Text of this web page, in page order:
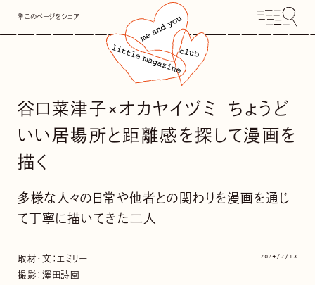
💐このページをシェア
谷口菜津子×オカヤイヅミ ちょうど
いい居場所と距離感を探して漫画を
描く
多様な人々の日常や他者との関わりを漫画を通じ
て丁寧に描いてきた二人
取材・文：エミリー
撮影：澤田詩園
2024/2/13